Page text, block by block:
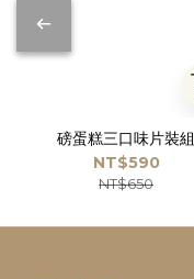
磅蛋糕三口味片裝組
NT$590
NT$650